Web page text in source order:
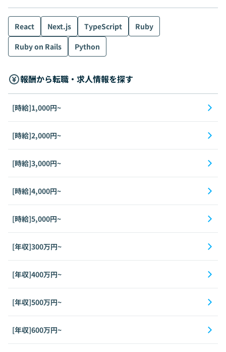
React Next.js TypeScript
Ruby
Ruby on Rails
Python
報酬から転職・求人情報を探す
[時給]1,000円~
[時給]2,000円~
[時給]3,000円~
[時給]4,000円~
[時給]5,000円~
[年収]300万円~
[年収]400万円~
[年収]500万円~
[年収]600万円~